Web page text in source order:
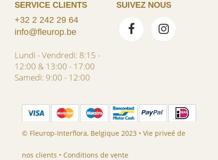
SERVICE CLIENTS
+32 2 242 29 64
info@fleurop.be
Lundi - Vendredi: 8:15 -
12:00 & 13:00 - 17:00
Samedi: 9:00 - 12:00
SUIVEZ NOUS
© Fleurop-Interflora, Belgique 2023 • Vie priveé de
nos clients • Conditions de vente